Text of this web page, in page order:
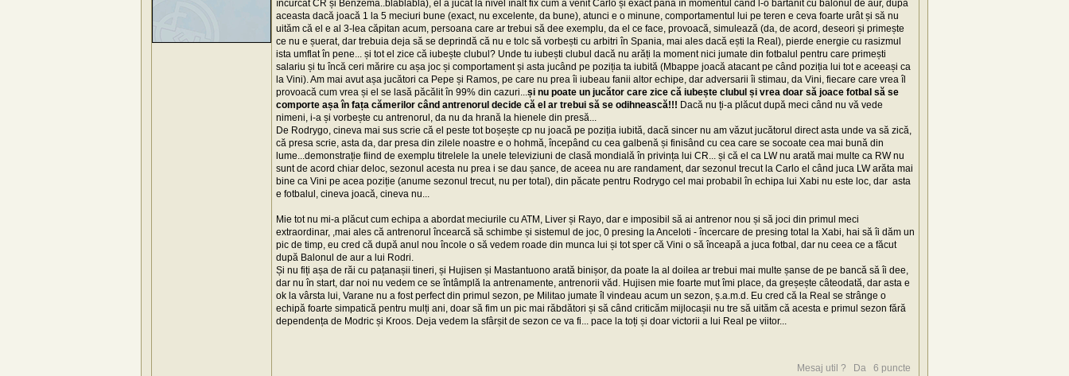
încurcat CR și Benzema..blablabla), el a jucat la nivel înalt fix cum a venit Carlo și exact până în momentul când l-o bartanit cu balonul de aur, după
aceasta dacă joacă 1 la 5 meciuri bune (exact, nu excelente, da bune), atunci e o minune, comportamentul lui pe teren e ceva foarte urât și să nu
uităm că el e al 3-lea căpitan acum, persoana care ar trebui să dee exemplu, da el ce face, provoacă, simulează (da, de acord, deseori și primește
ce nu e șuerat, dar trebuia deja să se deprindă că nu e tolc să vorbești cu arbitri în Spania, mai ales dacă ești la Real), pierde energie cu rasizmul
ista umflat în pene... și tot el zice că iubește clubul? Unde tu iubești clubul dacă nu arăți la moment nici jumate din fotbalul pentru care primești
salariu și tu încă ceri mărire cu așa joc și comportament și asta jucând pe poziția ta iubită (Mbappe joacă atacant pe când poziția lui tot e aceeași ca
la Vini). Am mai avut așa jucători ca Pepe și Ramos, pe care nu prea îi iubeau fanii altor echipe, dar adversarii îi stimau, da Vini, fiecare care vrea îl
provoacă cum vrea și el se lasă păcălit în 99% din cazuri...și nu poate un jucător care zice că iubește clubul și vrea doar să joace fotbal să se
comporte așa în fața cămerilor când antrenorul decide că el ar trebui să se odihnească!!! Dacă nu ți-a plăcut după meci când nu vă vede
nimeni, i-a și vorbește cu antrenorul, da nu da hrană la hienele din presă...
De Rodrygo, cineva mai sus scrie că el peste tot boșește cp nu joacă pe poziția iubită, dacă sincer nu am văzut jucătorul direct asta unde va să zică,
că presa scrie, asta da, dar presa din zilele noastre e o hohmă, începând cu cea galbenă și finisând cu cea care se socoate cea mai bună din
lume...demonstrație fiind de exemplu titrelele la unele televiziuni de clasă mondială în privința lui CR... și că el ca LW nu arată mai multe ca RW nu
sunt de acord chiar deloc, sezonul acesta nu prea i se dau șance, de aceea nu are randament, dar sezonul trecut la Carlo el când juca LW arăta mai
bine ca Vini pe acea poziție (anume sezonul trecut, nu per total), din păcate pentru Rodrygo cel mai probabil în echipa lui Xabi nu este loc, dar asta
e fotbalul, cineva joacă, cineva nu...
Mie tot nu mi-a plăcut cum echipa a abordat meciurile cu ATM, Liver și Rayo, dar e imposibil să ai antrenor nou și să joci din primul meci
extraordinar, ,mai ales că antrenorul încearcă să schimbe și sistemul de joc, 0 presing la Anceloti - încercare de presing total la Xabi, hai să îi dăm un
pic de timp, eu cred că după anul nou încole o să vedem roade din munca lui și tot sper că Vini o să înceapă a juca fotbal, dar nu ceea ce a făcut
după Balonul de aur a lui Rodri.
Și nu fiți așa de răi cu pațanașii tineri, și Hujisen și Mastantuono arată binișor, da poate la al doilea ar trebui mai multe șanse de pe bancă să îi dee,
dar nu în start, dar noi nu vedem ce se întâmplă la antrenamente, antrenorii văd. Hujisen mie foarte mut îmi place, da greșește câteodată, dar asta e
ok la vârsta lui, Varane nu a fost perfect din primul sezon, pe Militao jumate îl vindeau acum un sezon, ș.a.m.d. Eu cred că la Real se strânge o
echipă foarte simpatică pentru mulți ani, doar să fim un pic mai răbdători și să când criticăm mijlocașii nu tre să uităm că acesta e primul sezon fără
dependența de Modric și Kroos. Deja vedem la sfârșit de sezon ce va fi... pace la toți și doar victorii a lui Real pe viitor...
Mesaj util ? Da 6 puncte